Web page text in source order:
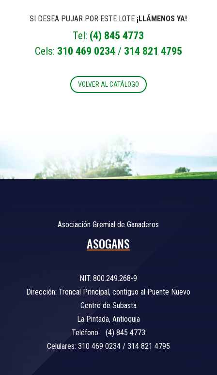
SI DESEA PUJAR POR ESTE LOTE ¡LLÁMENOS YA!
Tel: (4) 845 4773
Cels: 310 469 0234/ 314 821 4795
VOLVER AL CATÁLOGO
Asociación Gremial de Ganaderos
ASOGANS
NIT. 800.249.268-9
Dirección: Troncal Principal, contiguo al Puente Nuevo
Centro de Subasta
La Pintada, Antioquia
Teléfono: (4) 845 4773
Celulares: 310 469 0234 / 314 821 4795